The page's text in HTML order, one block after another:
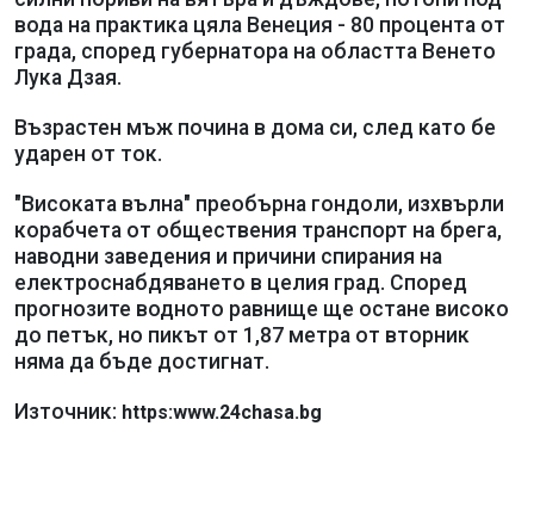
вода на практика цяла Венеция - 80 процента от
града, според губернатора на областта Венето
Лука Дзая.
Възрастен мъж почина в дома си, след като бе
ударен от ток.
"Високата вълна" преобърна гондоли, изхвърли
корабчета от обществения транспорт на брега,
наводни заведения и причини спирания на
електроснабдяването в целия град. Според
прогнозите водното равнище ще остане високо
до петък, но пикът от 1,87 метра от вторник
няма да бъде достигнат.
Източник: https:www.24chasa.bg